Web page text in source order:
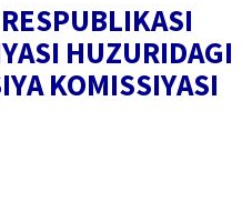
HUZURIDAGI
KOMISSIYASI